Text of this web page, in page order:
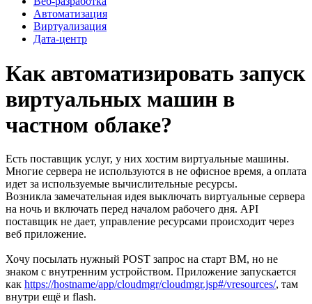
Автоматизация
Виртуализация
Дата-центр
Как автоматизировать запуск
виртуальных машин в
частном облаке?
Есть поставщик услуг, у них хостим виртуальные машины.
Многие сервера не используются в не офисное время, а оплата
идет за используемые вычислительные ресурсы.
Возникла замечательная идея выключать виртуальные сервера
на ночь и включать перед началом рабочего дня. API
поставщик не дает, управление ресурсами происходит через
веб приложение.
Хочу посылать нужный POST запрос на старт ВМ, но не
знаком с внутренним устройством. Приложение запускается
как https://hostname/app/cloudmgr/cloudmgr.jsp#/vresources/, там
внутри ещё и flash.